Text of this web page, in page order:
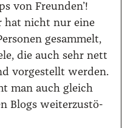
von Freun­den’!
hat nicht nur eine
gesam­melt,
die auch sehr nett
vor­ge­stellt wer­den.
man auch gleich
Blogs wei­ter­zu­stö­